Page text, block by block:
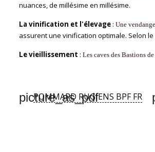
nuances, de millésime en millésime.
La vinification et l'élevage : Une
assurent une vinification optimale. Selon
Le vieillissement : Les caves des Bastions
picture_as_pdf
POMMARD RUGIENS BPF FR